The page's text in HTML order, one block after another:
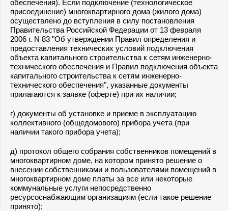
обеспечения). Если подключение (технологическое
присоединение) многоквартирного дома (жилого дома)
осуществлено до вступления в силу постановления
Правительства Российской Федерации от 13 февраля
2006 г. N 83 "Об утверждении Правил определения и
предоставления технических условий подключения
объекта капитального строительства к сетям инженерно-
технического обеспечения и Правил подключения объекта
капитального строительства к сетям инженерно-
технического обеспечения", указанные документы
прилагаются к заявке (оферте) при их наличии;
г) документы об установке и приеме в эксплуатацию
коллективного (общедомового) прибора учета (при
наличии такого прибора учета);
д) протокол общего собрания собственников помещений в
многоквартирном доме, на котором принято решение о
внесении собственниками и пользователями помещений в
многоквартирном доме платы за все или некоторые
коммунальные услуги непосредственно
ресурсоснабжающим организациям (если такое решение
принято);